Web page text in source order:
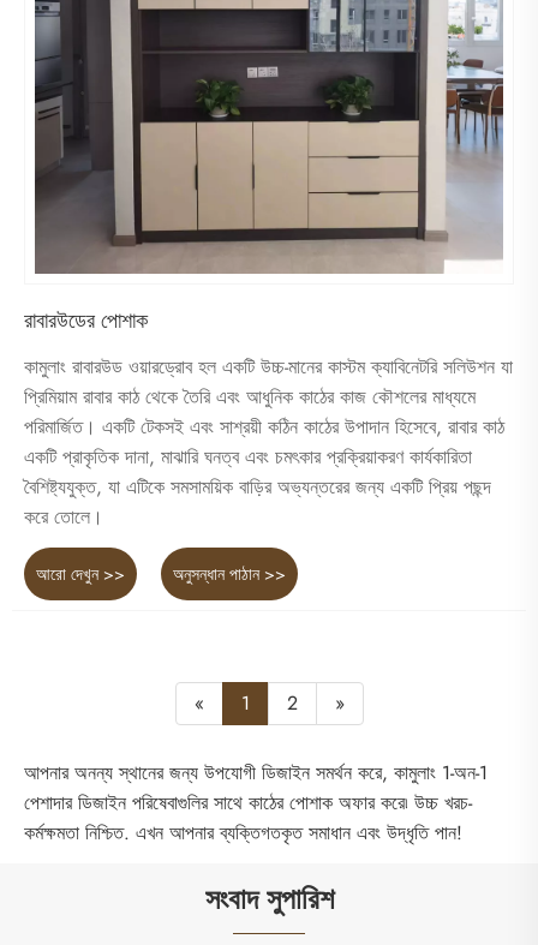
রাবারউডের পোশাক
কামুলাং রাবারউড ওয়ারড্রোব হল একটি উচ্চ-মানের কাস্টম ক্যাবিনেটরি সলিউশন যা
প্রিমিয়াম রাবার কাঠ থেকে তৈরি এবং আধুনিক কাঠের কাজ কৌশলের মাধ্যমে
পরিমার্জিত। একটি টেকসই এবং সাশ্রয়ী কঠিন কাঠের উপাদান হিসেবে, রাবার কাঠ
একটি প্রাকৃতিক দানা, মাঝারি ঘনত্ব এবং চমৎকার প্রক্রিয়াকরণ কার্যকারিতা
বৈশিষ্ট্যযুক্ত, যা এটিকে সমসাময়িক বাড়ির অভ্যন্তরের জন্য একটি প্রিয় পছন্দ
করে তোলে।
আরো দেখুন >> অনুসন্ধান পাঠান >>
« 1 2 »
আপনার অনন্য স্থানের জন্য উপযোগী ডিজাইন সমর্থন করে, কামুলাং 1-অন-1
পেশাদার ডিজাইন পরিষেবাগুলির সাথে কাঠের পোশাক অফার করে৷ উচ্চ খরচ-
কর্মক্ষমতা নিশ্চিত. এখন আপনার ব্যক্তিগতকৃত সমাধান এবং উদ্ধৃতি পান!
সংবাদ সুপারিশ